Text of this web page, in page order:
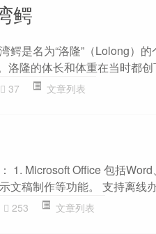
鳄
鳄是名为“洛隆”（Lolong）
洛隆的体长和体重在当时都创
37 文章列表
1. Microsoft Office 包括
文稿制作等功能。 支持离线
253 文章列表